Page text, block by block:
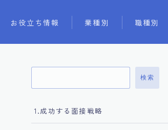
お役立ち情報 業種別 職種別
検索
1.成功する面接戦略